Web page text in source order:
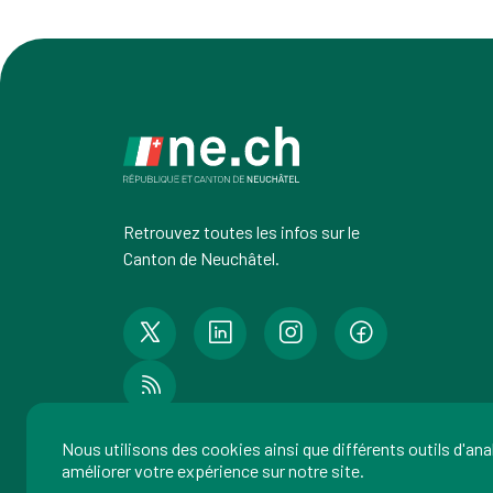
Retrouvez toutes les infos sur le
Canton de Neuchâtel.
Nous utilisons des cookies ainsi que différents outils
améliorer votre expérience sur notre site.